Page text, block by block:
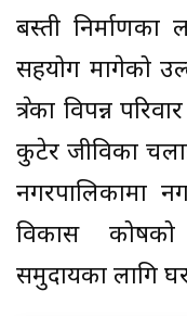
बस्ती निर्माणका
सहयोग मागेको
क्षेत्रका विपन्न
कुटेर जीविका
नगरपालिकामा
विकास
समुदायका लागि